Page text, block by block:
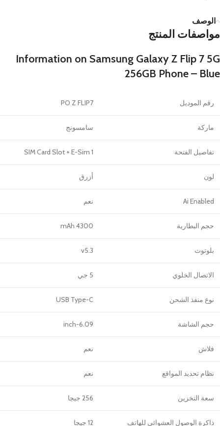
الوصف
مواصفات المنتج
Information on Samsung Galaxy Z Flip 7 5G
256GB Phone – Blue
رقم الموديل PO Z FLIP7
ماركة سامسونج
تفاصيل الفتحة 1 SIM Card Slot + E-Sim
لون أزرق
Ai Enabled نعم
حجم البطارية 4300 mAh
بلوتوث v5.3
الاتصال الخلوي 5 جي
نوع منفذ الشحن USB Type-C
حجم الشاشة 6.09-inch
فلاش نعم
نظام تحديد المواقع نعم
سعة التخزين 256 جيجا
ذاكرة الوصول العشوائي للهاتف 12 جيجا